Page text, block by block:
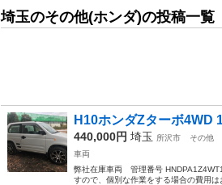
埼玉のその他(ホンダ)の投稿一覧
H10ホンダZターボ4WD
440,000円 埼玉 所沢市
その他
車両
弊社在庫車両 管理番号
すので、個別な作業をする場合の費用